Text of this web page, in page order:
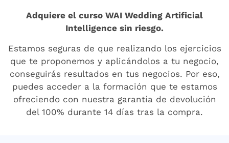
Adquiere el curso WAI Wedding Artificial
Intelligence sin riesgo.
Estamos seguras de que realizando los ejercicios
que te proponemos y aplicándolos a tu negocio,
conseguirás resultados en tus negocios. Por eso,
puedes acceder a la formación que te estamos
ofreciendo con nuestra garantía de devolución
del 100% durante 14 días tras la compra.